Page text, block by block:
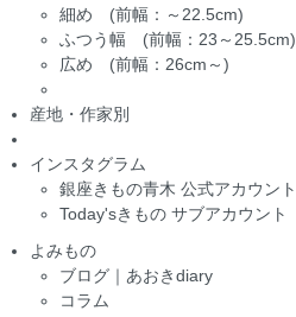
細め (前幅：～22.5cm)
ふつう幅 (前幅：23～25.5cm)
広め (前幅：26cm～)
産地・作家別
インスタグラム
銀座きもの青木 公式アカウント
Today'sきもの サブアカウント
よみもの
ブログ｜あおきdiary
コラム